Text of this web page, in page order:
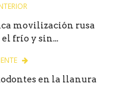
movilización rusa
el frío y sin...
en la llanura